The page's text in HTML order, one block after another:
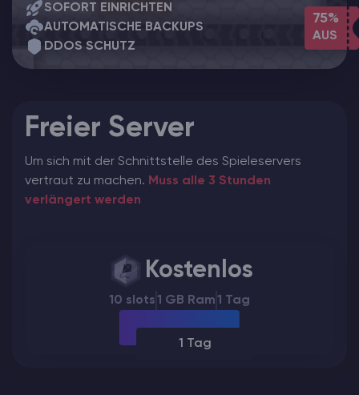
75%
AUS
SOFORT EINRICHTEN
AUTOMATISCHE BACKUPS
DDOS SCHUTZ
Freier Server
Um sich mit der Schnittstelle des Spieleservers
vertraut zu machen. Muss alle 3 Stunden
verlängert werden
Kostenlos
10 slots1 GB Ram1 Tag
1 Tag